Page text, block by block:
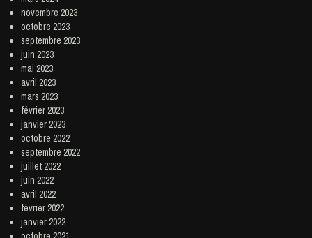
novembre 2023
octobre 2023
septembre 2023
juin 2023
mai 2023
avril 2023
mars 2023
février 2023
janvier 2023
octobre 2022
septembre 2022
juillet 2022
juin 2022
avril 2022
février 2022
janvier 2022